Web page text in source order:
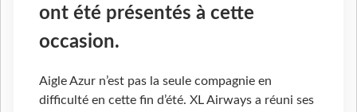
ont été présentés à cette
occasion.
Aigle Azur n’est pas la seule compagnie en
difficulté en cette fin d’été. XL Airways a réuni ses